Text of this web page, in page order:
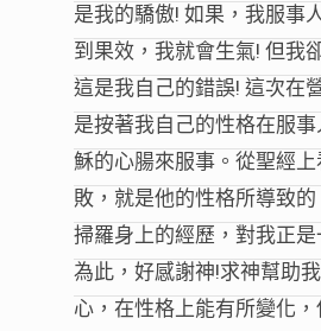
是我的驕傲! 如果，我服事
到果效，我就會生氣! 但我
這是我自己的錯誤! 這次在
是按著我自己的性格在服
穌的心腸來服事。從聖經
敗，就是他的性格所導致
掃羅身上的經歷，對我正
為此，好感謝神!求神幫助
心，在性格上能有所變化